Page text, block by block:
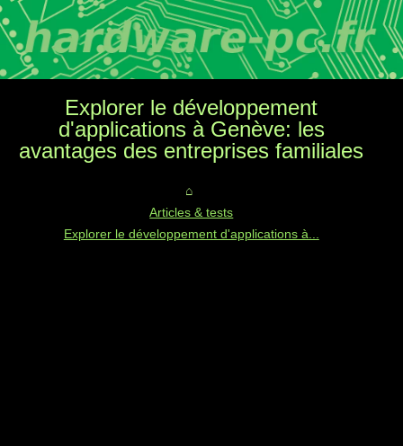
Explorer le développement
d'applications à Genève: les
avantages des entreprises familiales
Articles & tests
Explorer le développement d'applications à...